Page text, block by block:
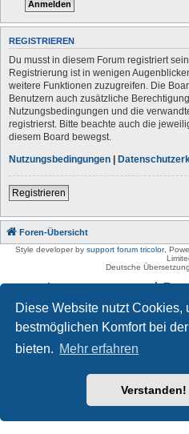
Diese Website nutzt Cookies,
bestmöglichen Komfort bei
bieten. Mehr erfahren
Verstanden!
REGISTRIEREN
Du musst in diesem Forum registriert
Registrierung ist in wenigen
weitere Funktionen zuzugreifen. Die
Benutzern auch zusätzliche
Nutzungsbedingungen und die
registrierst. Bitte beachte auch die
diesem Board bewegst.
Nutzungsbedingungen |
Registrieren
Foren-Übersicht
Style developer by support forum tricolor,
Deutsche
Impressum und